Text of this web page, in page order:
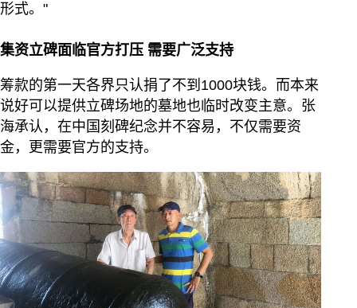
形式。"
集资立碑面临官方打压 需要广泛支持
筹款的第一天各界只认捐了不到1000块钱。而本来
说好可以提供立碑场地的墓地也临时改变主意。张
海承认，在中国刻碑纪念并不容易，不仅需要资
金，更需要官方的支持。